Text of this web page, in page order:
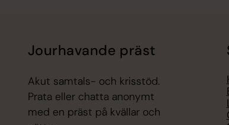
Jourhavande präst
Akut samtals- och krisstöd.
Prata eller chatta anonymt
med en präst på kvällar och